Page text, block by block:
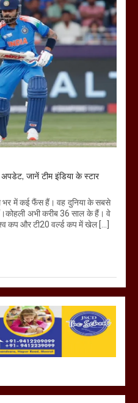
जानें टीम इंडिया के स्टार
भर में कई फैंस हैं। वह दुनिया के सबसे
अभी करीब 36 साल के हैं। वे
कप और टी20 वर्ल्ड कप में खेल […]